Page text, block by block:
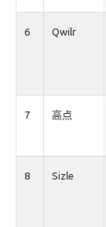
6 Qwilr
7 高点
8 Sizle